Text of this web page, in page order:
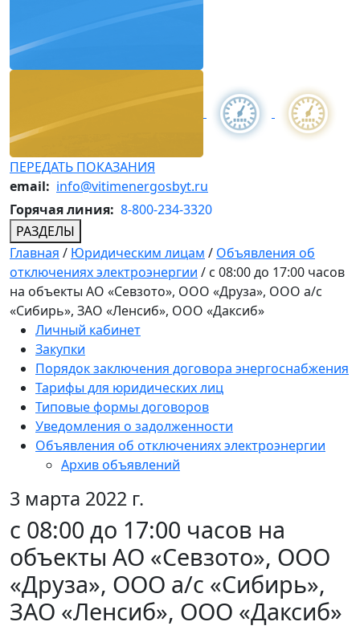
ПЕРЕДАТЬ ПОКАЗАНИЯ
email: info@vitimenergosbyt.ru
Горячая линия: 8-800-234-3320
РАЗДЕЛЫ
Главная / Юридическим лицам / Объявления об
отключениях электроэнергии / c 08:00 до 17:00 часов
на объекты АО «Севзото», ООО «Друза», ООО а/с
«Сибирь», ЗАО «Ленсиб», ООО «Даксиб»
Личный кабинет
Закупки
Порядок заключения договора энергоснабжения
Тарифы для юридических лиц
Типовые формы договоров
Уведомления о задолженности
Объявления об отключениях электроэнергии
Архив объявлений
3 марта 2022 г.
c 08:00 до 17:00 часов на
объекты АО «Севзото», ООО
«Друза», ООО а/с «Сибирь»,
ЗАО «Ленсиб», ООО «Даксиб»